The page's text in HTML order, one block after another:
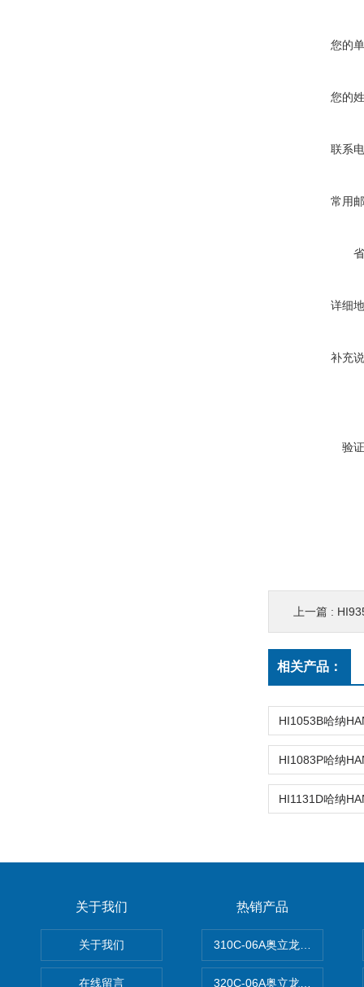
您的
您的
联系
常用
详细
补充
验
上一篇 :
相关产品：
关于我们
关于我们
在线留言
热销产品
310C-06A奥立龙实验室台式
320C-06A奥立龙实验室便携